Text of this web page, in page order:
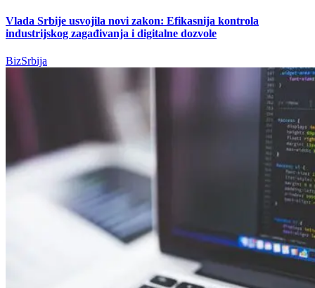
Vlada Srbije usvojila novi zakon: Efikasnija kontrola
industrijskog zagađivanja i digitalne dozvole
BizSrbija